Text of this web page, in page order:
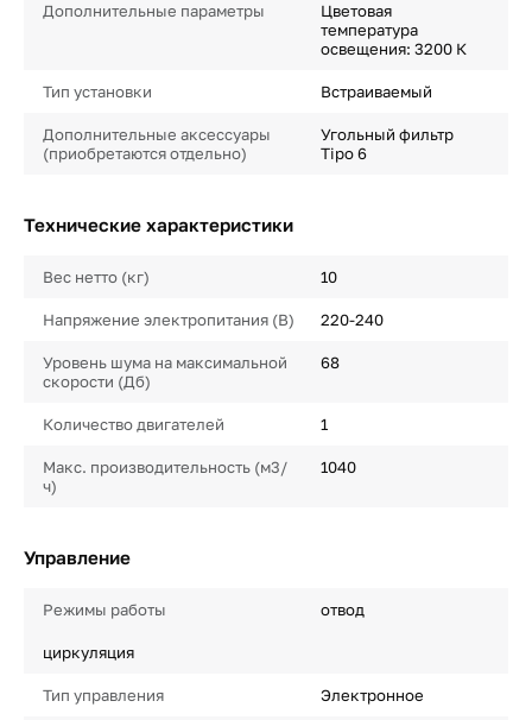
Дополнительные параметры
Цветовая
температура
освещения: 3200 К
Тип установки Встраиваемый
Дополнительные аксессуары
(приобретаются отдельно)
Угольный фильтр
Tipo 6
Технические характеристики
Вес нетто (кг) 10
Напряжение электропитания (В) 220-240
Уровень шума на максимальной
скорости (Дб)
68
Количество двигателей 1
Макс. производительность (м3/
ч)
1040
Управление
Режимы работы отвод
циркуляция
Тип управления Электронное